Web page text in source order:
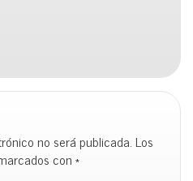
no será publicada. Los
con*